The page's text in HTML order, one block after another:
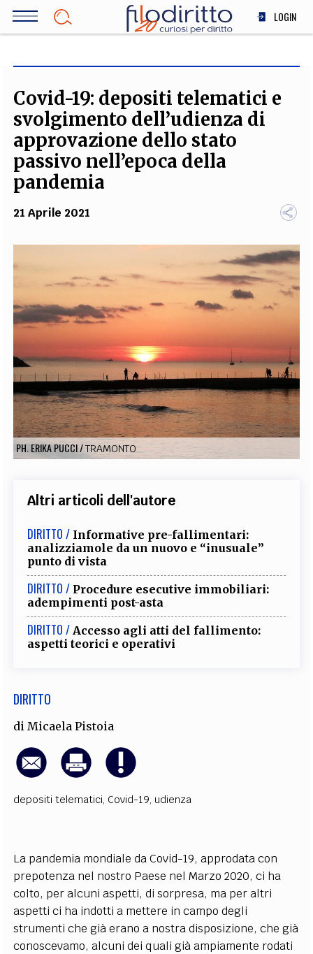
Salta
LOGIN
SOCIETÀ
MEDICINA
SCIENZA
STORIA E FILOSOFIA
INNOVAZIONE
REDAZIONE COMITATO SCIENTIFICO AUTORI CURATORI
FOTOGRAFI
COLLABORA CON NOI
EXTRA
CODICI RUBRICHE LIBRI PROCEEDINGS PUBBLICITÀ CONTATTI
SOCIAL MEDIA
Covid-19: depositi telematici e
svolgimento dell’udienza di
approvazione dello stato
passivo nell’epoca della
pandemia
21 Aprile 2021
PH. ERIKA PUCCI/TRAMONTO
Altri articoli dell'autore
DIRITTO / Informative pre-fallimentari:
analizziamole da un nuovo e “inusuale”
punto di vista
DIRITTO / Procedure esecutive immobiliari:
adempimenti post-asta
DIRITTO / Accesso agli atti del fallimento:
aspetti teorici e operativi
DIRITTO
di Micaela Pistoia
depositi telematici, Covid-19, udienza
La pandemia mondiale da Covid-19, approdata con
prepotenza nel nostro Paese nel Marzo 2020, ci ha
colto, per alcuni aspetti, di sorpresa, ma per altri
aspetti ci ha indotti a mettere in campo degli
strumenti che già erano a nostra disposizione, che già
conoscevamo, alcuni dei quali già ampiamente rodati